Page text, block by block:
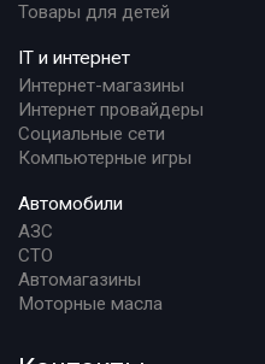
Товары для детей
IT и интернет
Интернет-магазины
Интернет провайдеры
Социальные сети
Компьютерные игры
Автомобили
АЗС
СТО
Автомагазины
Моторные масла